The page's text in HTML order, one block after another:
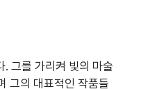
. 그를 가리켜 빛의 마술
그의 대표적인 작품들